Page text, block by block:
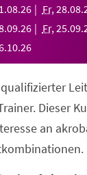
.08.26 Fr, 28.08.
.09.26 Fr, 25.09.
.10.26
Dieser
an